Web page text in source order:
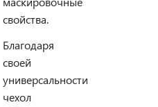
свойства.
Благодаря
своей
универсальности
чехол